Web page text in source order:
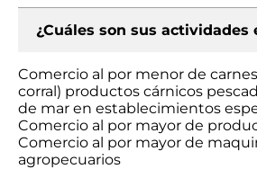
¿Cuáles son sus actividades
Comercio al por menor de
corral) productos cárnicos
de mar en establecimientos
Comercio al por mayor de
Comercio al por mayor de
agropecuarios